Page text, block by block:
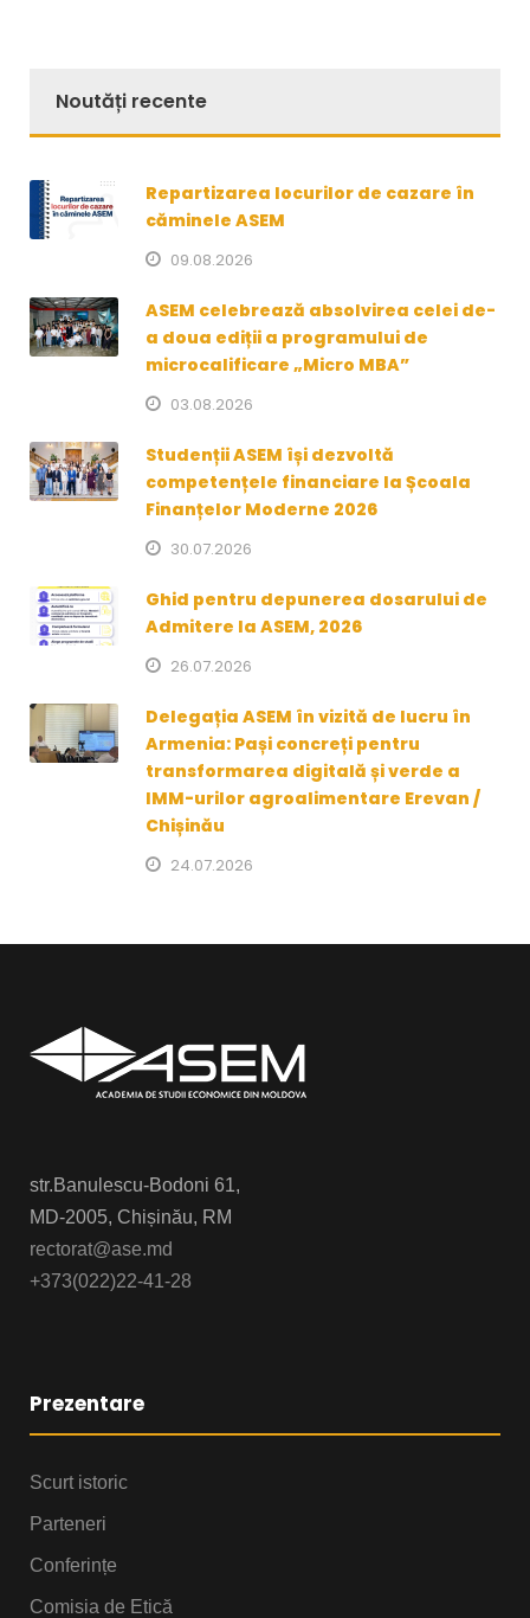
Noutăți recente
Repartizarea locurilor de cazare în
căminele ASEM
09.08.2026
ASEM celebrează absolvirea celei de-
a doua ediții a programului de
microcalificare „Micro MBA”
03.08.2026
Studenții ASEM își dezvoltă
competențele financiare la Școala
Finanțelor Moderne 2026
30.07.2026
Ghid pentru depunerea dosarului de
Admitere la ASEM, 2026
26.07.2026
Delegația ASEM în vizită de lucru în
Armenia: Pași concreți pentru
transformarea digitală și verde a
IMM-urilor agroalimentare Erevan /
Chișinău
24.07.2026
str.Banulescu-Bodoni 61,
MD-2005, Chișinău, RM
rectorat@ase.md
+373(022)22-41-28
Prezentare
Scurt istoric
Parteneri
Conferințe
Comisia de Etică